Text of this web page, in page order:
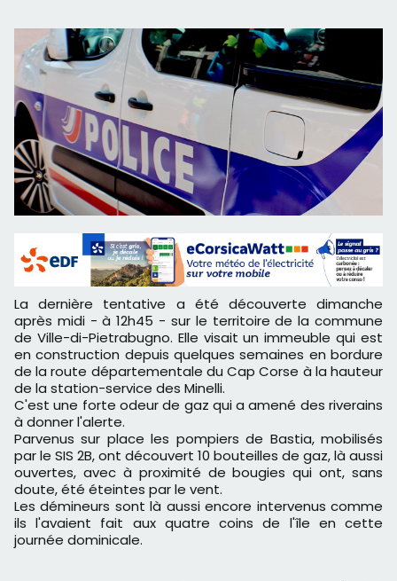
La dernière tentative a été découverte dimanche
après midi - à 12h45 - sur le territoire de la commune
de Ville-di-Pietrabugno. Elle visait un immeuble qui est
en construction depuis quelques semaines en bordure
de la route départementale du Cap Corse à la hauteur
de la station-service des Minelli.
C'est une forte odeur de gaz qui a amené des riverains
à donner l'alerte.
Parvenus sur place les pompiers de Bastia, mobilisés
par le SIS 2B, ont découvert 10 bouteilles de gaz, là aussi
ouvertes, avec à proximité de bougies qui ont, sans
doute, été éteintes par le vent.
Les démineurs sont là aussi encore intervenus comme
ils l'avaient fait aux quatre coins de l'île en cette
journée dominicale.